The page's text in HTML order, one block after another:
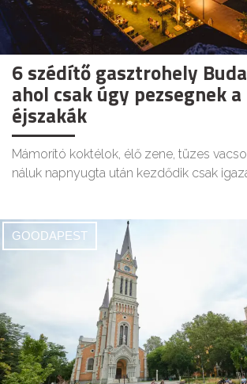
6 szédítő gasztrohely
ahol csak úgy pezsegnek
éjszakák
Mámorító koktélok, élő zene, tüzes
náluk napnyugta után kezdődik csak
GOODAPEST